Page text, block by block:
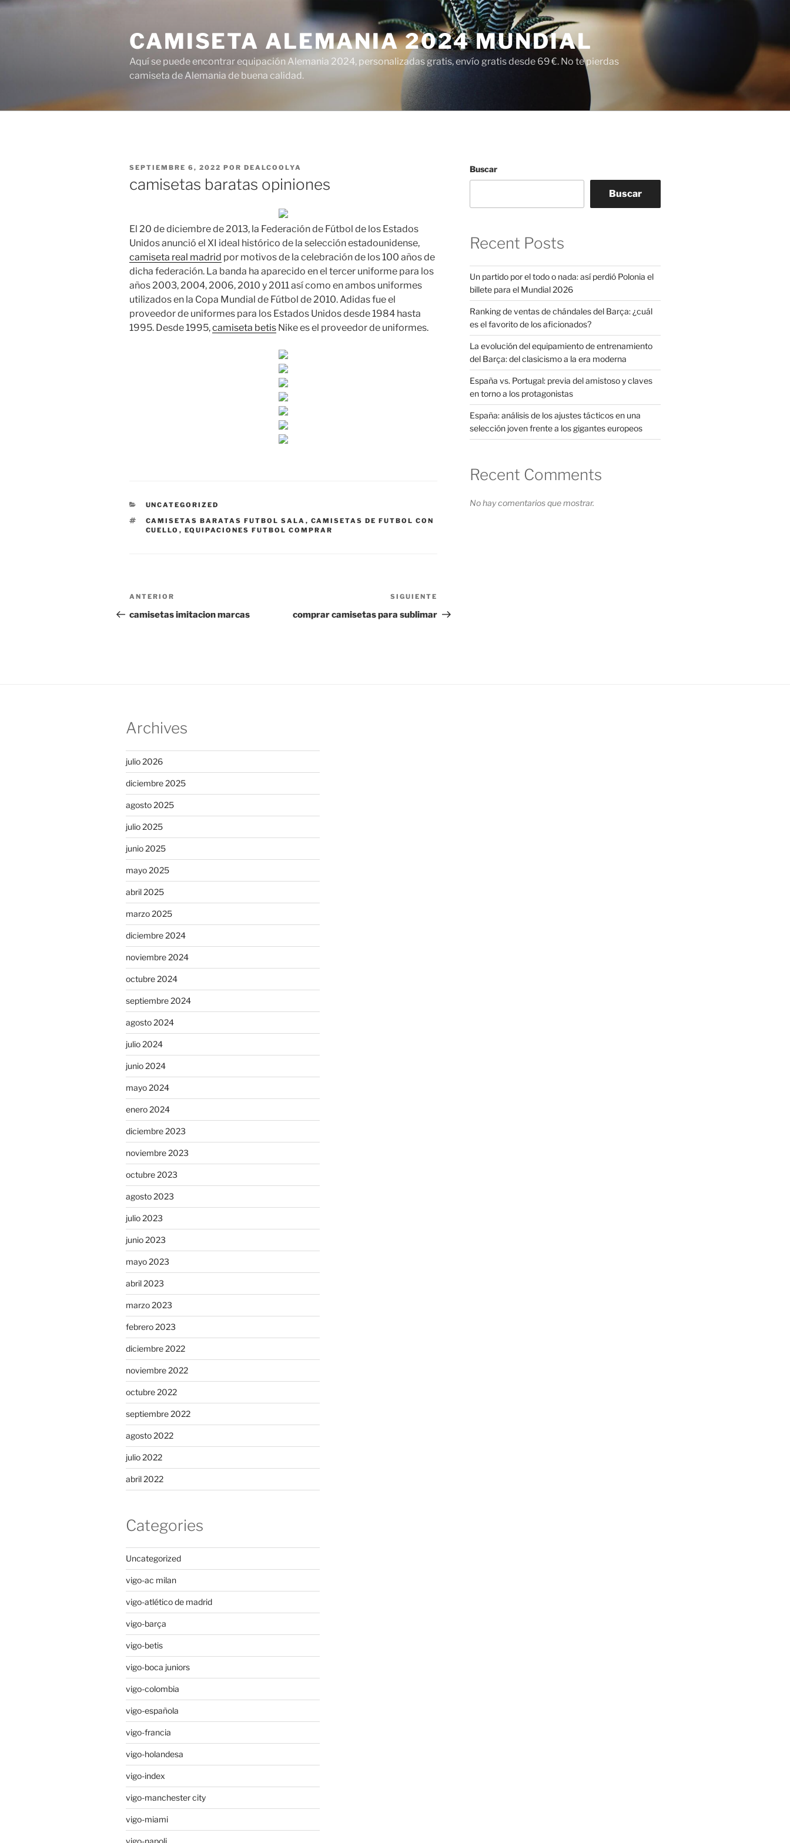
Saltar
CAMISETA ALEMANIA 2024 MUNDIAL
Aquí se puede encontrar equipación Alemania 2024, personalizadas gratis, envío gratis desde 69 €. No te pierdas
camiseta de Alemania de buena calidad.
PUBLICADO
SEPTIEMBRE 6, 2022 POR DEALCOOLYA
camisetas baratas opiniones
El 20 de diciembre de 2013, la Federación de Fútbol de los Estados
Unidos anunció el XI ideal histórico de la selección estadounidense,
camiseta real madrid por motivos de la celebración de los 100 años de
dicha federación. La banda ha aparecido en el tercer uniforme para los
años 2003, 2004, 2006, 2010 y 2011 así como en ambos uniformes
utilizados en la Copa Mundial de Fútbol de 2010. Adidas fue el
proveedor de uniformes para los Estados Unidos desde 1984 hasta
1995. Desde 1995,camiseta betis Nike es el proveedor de uniformes.
CATEGORÍAS
UNCATEGORIZED
ETIQUETAS
CAMISETAS BARATAS FUTBOL SALA , CAMISETAS DE FUTBOL CON
CUELLO , EQUIPACIONES FUTBOL COMPRAR
Navegación
de
Entrada
anterior:
ANTERIOR
camisetas imitacion marcas
entrada
SIGUIENTE
comprar camisetas para sublimar
Buscar
Buscar
Recent Posts
Un partido por el todo o nada: así perdió Polonia el
billete para el Mundial 2026
Ranking de ventas de chándales del Barça: ¿cuál
es el favorito de los aficionados?
La evolución del equipamiento de entrenamiento
del Barça: del clasicismo a la era moderna
España vs. Portugal: previa del amistoso y claves
en torno a los protagonistas
España: análisis de los ajustes tácticos en una
selección joven frente a los gigantes europeos
Recent Comments
No hay comentarios que mostrar.
Archives
julio 2026
diciembre 2025
agosto 2025
julio 2025
junio 2025
mayo 2025
abril 2025
marzo 2025
diciembre 2024
noviembre 2024
octubre 2024
septiembre 2024
agosto 2024
julio 2024
junio 2024
mayo 2024
enero 2024
diciembre 2023
noviembre 2023
octubre 2023
agosto 2023
julio 2023
junio 2023
mayo 2023
abril 2023
marzo 2023
febrero 2023
diciembre 2022
noviembre 2022
octubre 2022
septiembre 2022
agosto 2022
julio 2022
abril 2022
Categories
Uncategorized
vigo-ac milan
vigo-atlético de madrid
vigo-barça
vigo-betis
vigo-boca juniors
vigo-colombia
vigo-española
vigo-francia
vigo-holandesa
vigo-index
vigo-manchester city
vigo-miami